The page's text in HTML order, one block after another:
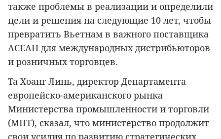
также проблемы в реализации и определили
цели и решения на следующие 10 лет, чтобы
превратить Вьетнам в важного поставщика
АСЕАН для международных дистрибьюторов
и розничных торговцев.
Та Хоанг Линь, директор Департамента
европейско-американского рынка
Министерства промышленности и торговли
(МПТ), сказал, что министерство продолжит